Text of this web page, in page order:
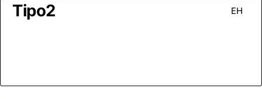
Tipo2 EH